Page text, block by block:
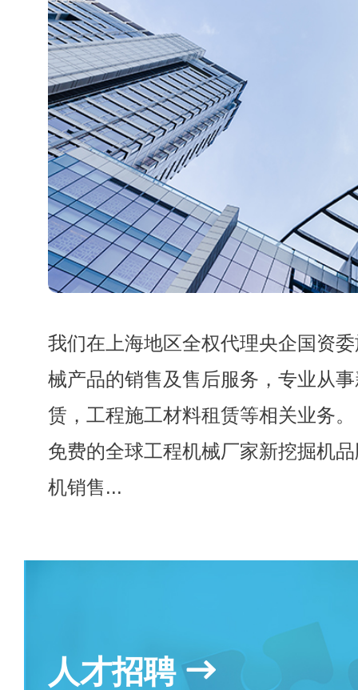
我们在上海地区全权代理央企国资
械产品的销售及售后服务，专业从
赁，工程施工材料租赁等相关业务
免费的全球工程机械厂家新挖掘机
机销售...
人才招聘